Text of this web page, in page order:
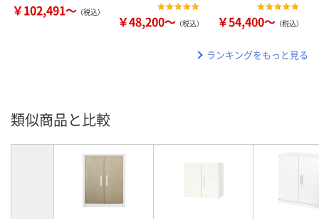
￥102,491～ （税込）
￥48,200～ （税込） ￥54,400～ （税込）
ランキングをもっと見る
類似商品と比較